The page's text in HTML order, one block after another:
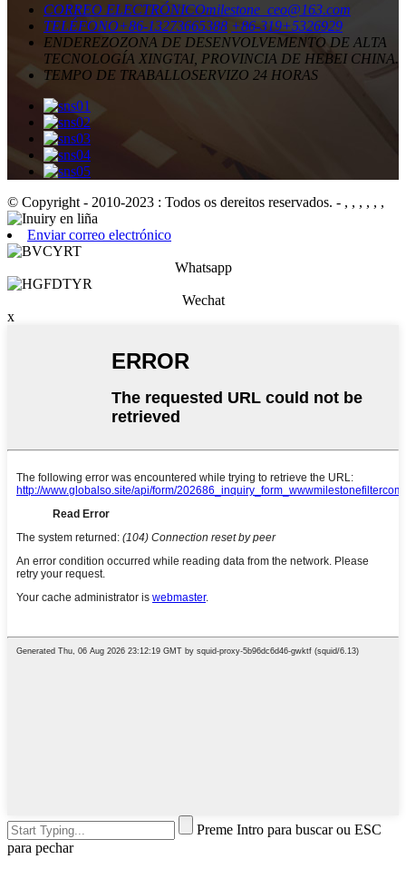
CORREO ELECTRÓNICOmilestone_ceo@163.com
TELÉFONO+86-13273665388 +86-319+5326929
ENDEREZOZONA DE DESENVOLVEMENTO DE ALTA
TECNOLOGÍA XINGTAI, PROVINCIA DE HEBEI CHINA.
TEMPO DE TRABALLOSERVIZO 24 HORAS
© Copyright - 2010-2023 : Todos os dereitos reservados. - , , , , , ,
Enviar correo electrónico
Whatsapp
Wechat
x
Preme Intro para buscar ou ESC
para pechar